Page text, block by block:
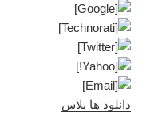
دانلود ها پلاس